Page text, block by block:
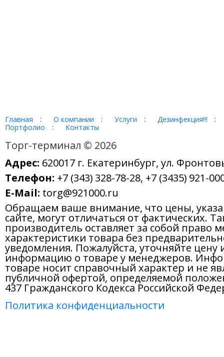
Дезинфекция!!!
Портфолио
Контакты
Торг-терминал © 2026
Адрес: 620017 г. Екатеринбург, ул.
Телефон: +7 (343) 328-78-28, +7 (3435) 921-
E-Mail: torg@921000.ru
Обращаем ваше внимание, что цены,
сайте, могут отличаться от фактических.
производитель оставляет за собой право
характеристики товара без
уведомления. Пожалуйста, уточняйте цену
информацию о товаре у менеджеров.
товаре носит справочный характер и не
публичной офертой, определяемой
437 Гражданского Кодекса Российской
Политика конфиденциальности